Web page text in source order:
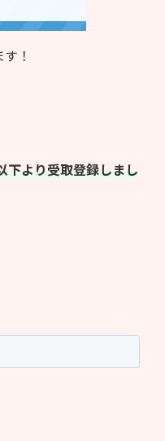
！
下より受取登録しまし